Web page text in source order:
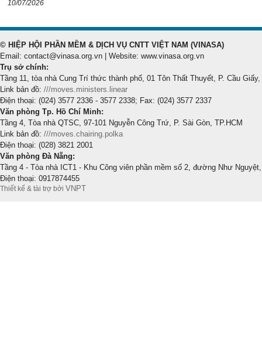
10/07/2026
© HIỆP HỘI PHẦN MỀM & DỊCH VỤ CNTT VIỆT NAM (VINASA)
Email: contact@vinasa.org.vn | Website: www.vinasa.org.vn
Trụ sở chính:
Tầng 11, tòa nhà Cung Trí thức thành phố, 01 Tôn Thất Thuyết, P. Cầu Giấy,
Link bản đồ: ///moves.ministers.linear
Điện thoại: (024) 3577 2336 - 3577 2338; Fax: (024) 3577 2337
Văn phòng Tp. Hồ Chí Minh:
Tầng 4, Tòa nhà QTSC, 97-101 Nguyễn Công Trứ, P. Sài Gòn, TP.HCM
Link bản đồ: ///moves.chairing.polka
Điện thoại: (028) 3821 2001
Văn phòng Đà Nẵng:
Tầng 4 - Tòa nhà ICT1 - Khu Công viên phần mềm số 2, đường Như
Điện thoại: 0917874455
Thiết kế & tài trợ bởi VNPT